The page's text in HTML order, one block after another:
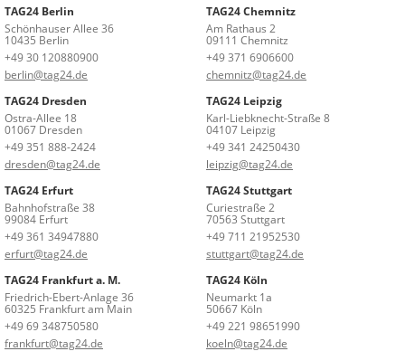
TAG24 Berlin
Schönhauser Allee 36
10435 Berlin
+49 30 120880900
berlin@tag24.de
TAG24 Chemnitz
Am Rathaus 2
09111 Chemnitz
+49 371 6906600
chemnitz@tag24.de
TAG24 Dresden
Ostra-Allee 18
01067 Dresden
+49 351 888-2424
dresden@tag24.de
TAG24 Leipzig
Karl-Liebknecht-Straße 8
04107 Leipzig
+49 341 24250430
leipzig@tag24.de
TAG24 Erfurt
Bahnhofstraße 38
99084 Erfurt
+49 361 34947880
erfurt@tag24.de
TAG24 Stuttgart
Curiestraße 2
70563 Stuttgart
+49 711 21952530
stuttgart@tag24.de
TAG24 Frankfurt a. M.
Friedrich-Ebert-Anlage 36
60325 Frankfurt am Main
+49 69 348750580
frankfurt@tag24.de
TAG24 Köln
Neumarkt 1a
50667 Köln
+49 221 98651990
koeln@tag24.de